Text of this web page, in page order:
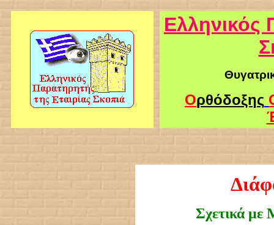
Ελληνικός
Ορθόδοξης
Σχετικά με